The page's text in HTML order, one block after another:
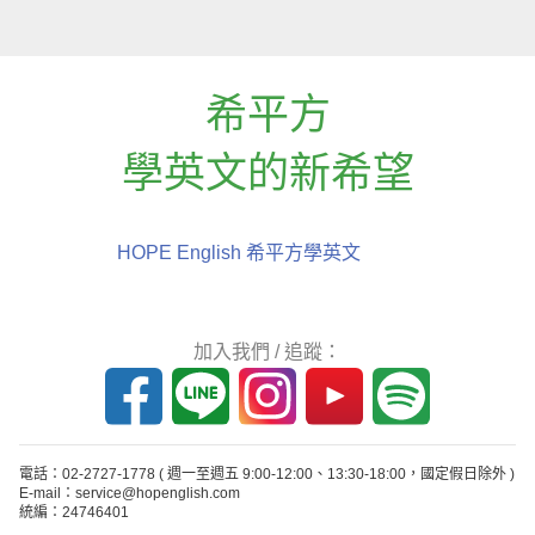
希平方
學英文的新希望
HOPE English 希平方學英文
加入我們 / 追蹤：
電話：02-2727-1778 ( 週一至週五 9:00-12:00、13:30-18:00，國定假日除外 )
E-mail：service@hopenglish.com
統編：24746401